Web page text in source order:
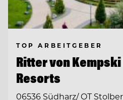
TOP ARBEITGEBER
Ritter von
Resorts
06536 Südharz/ OT